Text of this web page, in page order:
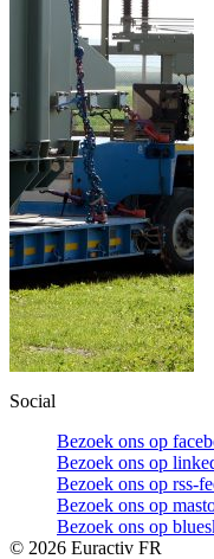
Social
Bezoek ons op
Bezoek ons op
Bezoek ons op rss-
Bezoek ons op
Bezoek ons op
© 2026 Euractiv FR